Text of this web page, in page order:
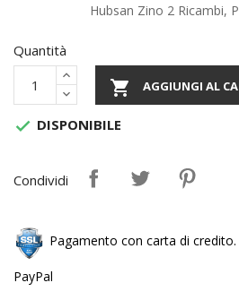
Hubsan Zino 2 Ricambi,
Quantità
 AGGIUNGI AL
 DISPONIBILE
Condividi
Pagamento con carta di
PayPal